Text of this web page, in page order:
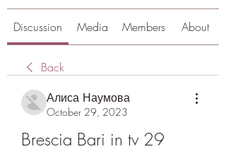
Discussion Media Members About
Back
Алиса Наумова
October 29, 2023
Brescia Bari in tv 29